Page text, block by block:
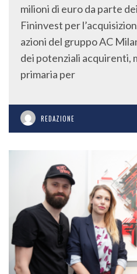
milioni di euro da parte
Fininvest per
azioni del gruppo AC
dei potenziali acquirenti,
primaria per
REDAZIONE